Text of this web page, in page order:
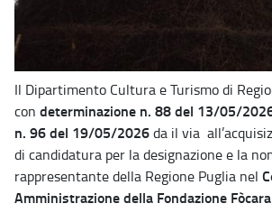
Il Dipartimento Cultura e Turismo di
con determinazione n. 88 del 13/05/
n. 96 del 19/05/2026da il via
di candidatura per la designazione e la
rappresentante della Regione Puglia nel
Amministrazione della Fondazione